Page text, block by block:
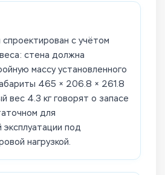
с учётом
стена должна
массу установленного
465 × 206.8 × 261.8
вес 4.3 кг говорят о запасе
для
под
нагрузкой.